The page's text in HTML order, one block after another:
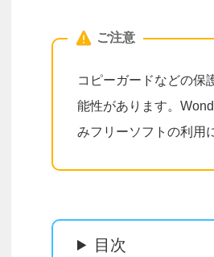
ご注意
コピーガードなどの保
能性があります。
みフリーソフトの利用
目次